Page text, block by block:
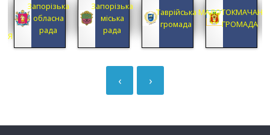
Запорізька
обласна
рада
Запорізька
міська
рада
Таврійська
громада
ГРОМАДА
›
‹